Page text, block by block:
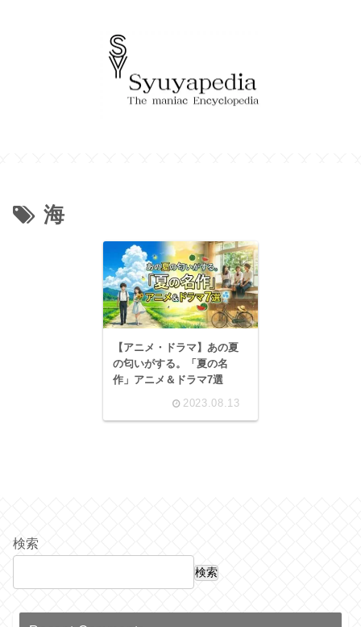
海
【アニメ・ドラマ】あの夏
の匂いがする。「夏の名
作」アニメ＆ドラマ7選
2023.08.13
検索
検索